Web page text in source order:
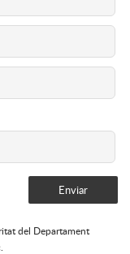
Enviar
del Departament